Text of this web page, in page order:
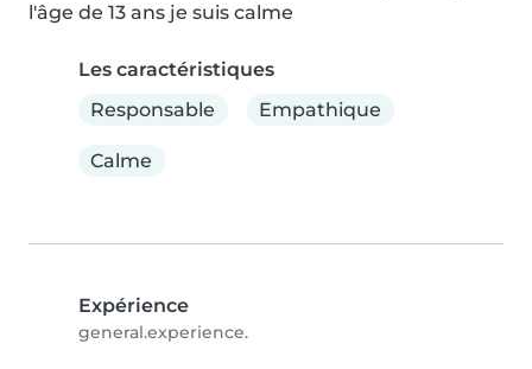
l'âge de 13 ans je suis calme
Les caractéristiques
Responsable
Empathique
Calme
Expérience
general.experience.